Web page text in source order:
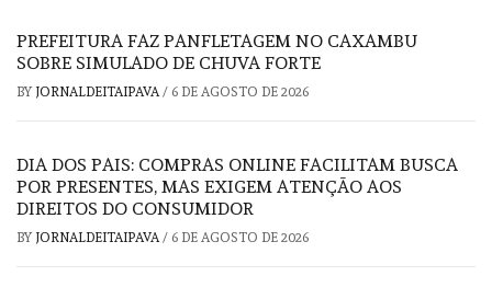
PREFEITURA FAZ PANFLETAGEM NO CAXAMBU
SOBRE SIMULADO DE CHUVA FORTE
BY JORNALDEITAIPAVA/ 6 DE AGOSTO DE 2026
DIA DOS PAIS: COMPRAS ONLINE FACILITAM BUSCA
POR PRESENTES, MAS EXIGEM ATENÇÃO AOS
DIREITOS DO CONSUMIDOR
BY JORNALDEITAIPAVA/ 6 DE AGOSTO DE 2026